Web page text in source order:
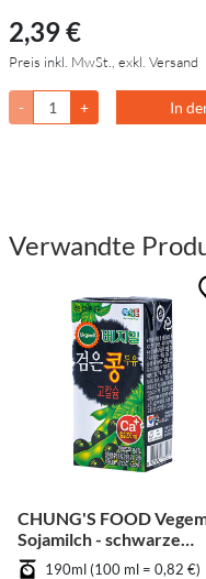
2,39 €
Preis inkl. MwSt., exkl. Versand
- + In
Verwandte
CHUNG'S FOOD
Sojamilch - schwarze
Bohnen190ml (100 ml = 0,82 €)